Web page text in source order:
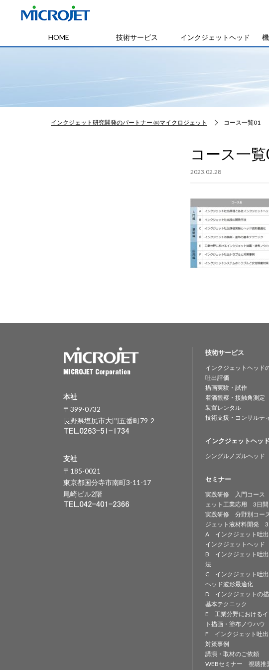
HOME 技術サービス インクジェットヘッド
インクジェット研究開発のパートナー ㈱マイクロジェット コース一覧01
コース一
2023.02.28
本社
〒399-0732
長野県塩尻市大門五番町79-2
支社
〒185-0021
東京都国分寺市南町3-11-17
尾崎ビル2階
技術サービス
インクジェットヘッド
吐出評価
描画実験・試作
着滴観察・接触角測定
装置レンタル
技術支援・コンサルテ
インクジェットヘッド
シングルノズルヘッド
セミナー
実践研修 入門コース
ェット工業応用 3日間
実践研修 分野別コー
ジェット液材料開発 3
A インクジェット吐
インクジェットヘッド
B インクジェット吐
法
C インクジェット吐出
ヘッド波形最適化
D インクジェットの
基本テクニック
E 工業分野におけるイ
ト描画・塗布ノウハウ
F インクジェット吐出
対策事例
講演・取材のご依頼
WEBセミナー 視聴推